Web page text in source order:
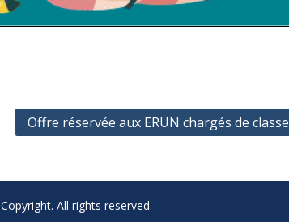
Offre réservée aux ERUN chargés de classe
Copyright. All rights reserved.